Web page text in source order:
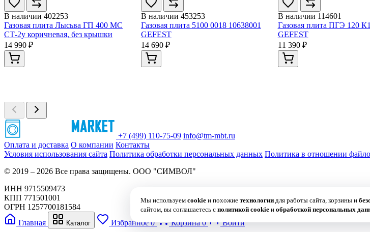
В наличии 402253
Газовая плита Лысьва ГП 400 МС
СТ-2у коричневая, без крышки
14 990 ₽
В наличии 453253
Газовая плита 5100 0018 10638001
GEFEST
14 690 ₽
В наличии 114601
Газовая плита ПГЭ 120
GEFEST
11 390 ₽
+7 (499) 110-75-09 info@tm-mbt.ru
Оплата и доставка О компании Контакты
Условия использования сайта Политика обработки персональных данных Политика в отношении
© 2019 – 2026 Все права защищены. ООО "СИМВОЛ"
ИНН 9715509473
КПП 771501001
ОГРН 1257700181584
Мы используем cookie и похожие технологии для работы сайта, корзины и
сайтом, вы соглашаетесь с политикой cookie и обработкой персональных
Главная Каталог Избранное 0 Корзина 0 Войти